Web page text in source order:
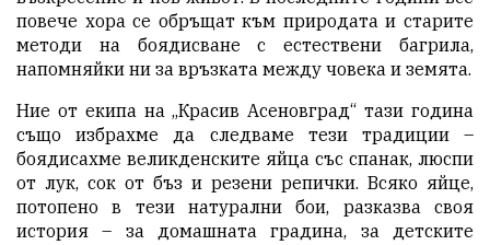
повече хора се обръщат към природата и старите
методи на боядисване с естествени багрила,
напомняйки ни за връзката между човека и земята.
Ние от екипа на „Красив Асеновград“ тази година
също избрахме да следваме тези традиции –
боядисахме великденските яйца със спанак, люспи
от лук, сок от бъз и резени репички. Всяко яйце,
потопено в тези натурални бои, разказва своя
история – за домашната градина, за детските